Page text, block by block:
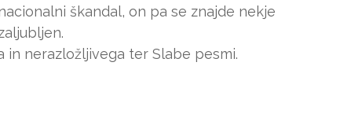
škandal, on pa se znajde nekje
in nerazložljivega ter Slabe pesmi.